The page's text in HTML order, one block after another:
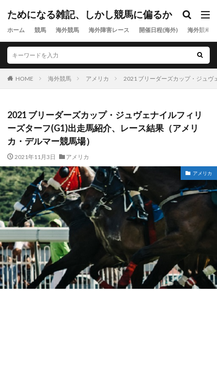
ためになる雑記、しかし競馬に偏るか
ホーム 競馬 海外競馬 海外障害レース 開催日程(海外) 海外競馬
HOME 海外競馬 アメリカ 2021 ブリーダーズカップ・ジュヴ
2021 ブリーダーズカップ・ジュヴェナイルフィリ
ーズターフ(G1)出走馬紹介、レース結果（アメリ
カ・デルマー競馬場）
2021年11月3日 アメリカ
アメリカ